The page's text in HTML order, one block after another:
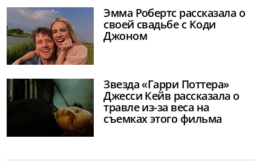
Эмма Робертс рассказала о
своей свадьбе с Коди
Джоном
Звезда «Гарри Поттера»
Джесси Кейв рассказала о
травле из-за веса на
съемках этого фильма